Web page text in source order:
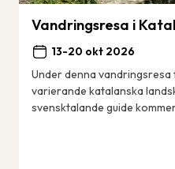
Vandringsresa i
13-20 okt 2026
Under denna
varierande katalanska
svensktalande guide